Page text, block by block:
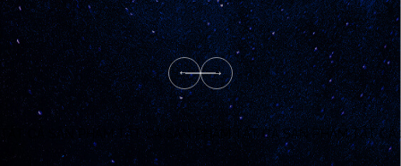
TẤT CẢ SẢN PHẨM TẤT CẢ SẢN PHẨM TẤT CẢ SẢN PHẨM TẤT CẢ